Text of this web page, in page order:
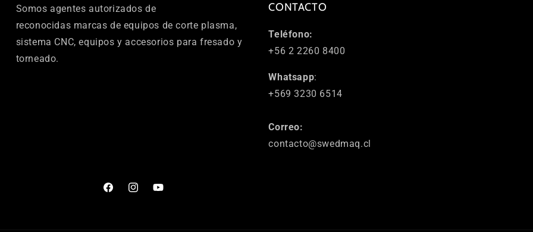
Somos agentes autorizados de
reconocidas marcas de equipos de corte plasma,
sistema CNC, equipos y accesorios para fresado y
torneado.
CONTACTO
Teléfono:
+56 2 2260 8400
Whatsapp:
+569 3230 6514
Correo:
contacto@swedmaq.cl
FacebookInstagramYouTube